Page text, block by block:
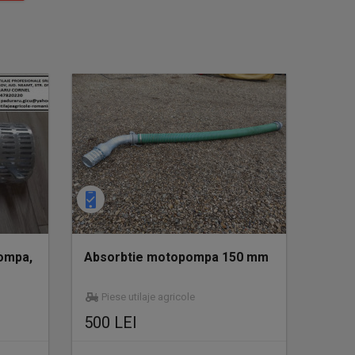
Absorbtie motopompa 150 mm
Piese utilaje agricole
500 LEI